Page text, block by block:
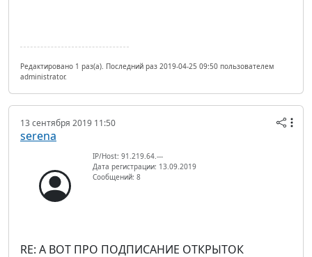
Редактировано 1 раз(а). Последний раз 2019-04-25 09:50 пользователем
administrator.
13 сентября 2019 11:50
serena
IP/Host: 91.219.64.---
Дата регистрации: 13.09.2019
Сообщений: 8
RE: А ВОТ ПРО ПОДПИСАНИЕ ОТКРЫТОК